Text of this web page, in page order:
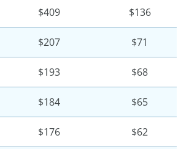
$409 $136
$207 $71
$193 $68
$184 $65
$176 $62